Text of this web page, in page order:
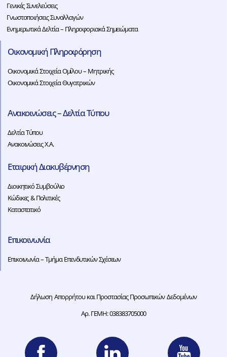
Γενικές Συνελεύσεις
Γνωστοποιήσεις Συναλλαγών
Ενημερωτικά Δελτία – Πληροφοριακά Σημειώματα
Οικονομική Πληροφόρηση
Οικονομικά Στοιχεία Ομίλου – Μητρικής
Οικονομικά Στοιχεία Θυγατρικών
Ανακοινώσεις – Δελτία Τύπου
Δελτία Τύπου
Ανακοινώσεις Χ.Α.
Εταιρική Διακυβέρνηση
Διοικητικό Συμβούλιο
Κώδικες & Πολιτικές
Καταστατικό
Επικοινωνία
Επικοινωνία – Τμήμα Επενδυτικών Σχέσεων
Δήλωση Απορρήτου και Προστασίας Προσωπικών Δεδομένων
Αρ. ΓΕΜΗ: 038383705000